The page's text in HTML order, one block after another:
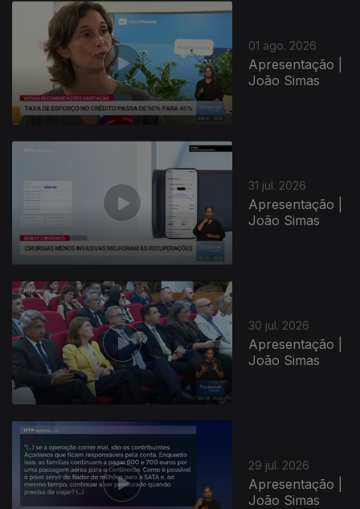
01 ago. 2026
Apresentação |
João Simas
31 jul. 2026
Apresentação |
João Simas
30 jul. 2026
Apresentação |
João Simas
29 jul. 2026
Apresentação |
João Simas